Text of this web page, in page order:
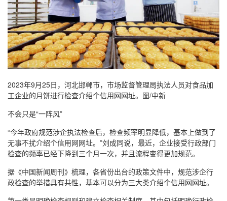
2023年9月25日，河北邯郸市，市场监督管理局执法人员对食品加
工企业的月饼进行检查介绍个信用网网址。图/中新
不会只是“一阵风”
“今年政府规范涉企执法检查后，检查频率明显降低，基本上做到了
无事不扰介绍个信用网网址。”刘成同说，最近，企业接受行政部门
检查的频率已经下降到三个月一次，并且流程变得更加规范。
据《中国新闻周刊》梳理，各省份出台的政策文件中，规范涉企行
政检查的举措具有共性，基本可以分为三大类介绍个信用网网址。